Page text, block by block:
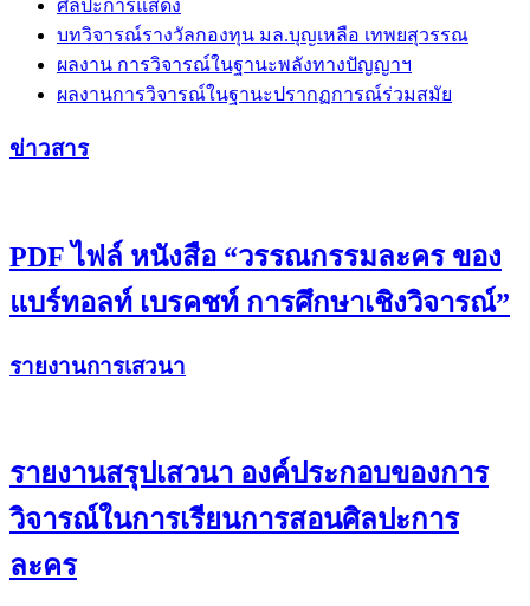
ศิลปะการแสดง
บทวิจารณ์รางวัลกองทุน มล.บุญเหลือ เทพยสุวรรณ
ผลงาน การวิจารณ์ในฐานะพลังทางปัญญาฯ
ผลงานการวิจารณ์ในฐานะปรากฏการณ์ร่วมสมัย
ข่าวสาร
PDF ไฟล์ หนังสือ “วรรณกรรมละคร ของ
แบร์ทอลท์ เบรคชท์ การศึกษาเชิงวิจารณ์”
รายงานการเสวนา
รายงานสรุปเสวนา องค์ประกอบของการ
วิจารณ์ในการเรียนการสอนศิลปะการ
ละคร